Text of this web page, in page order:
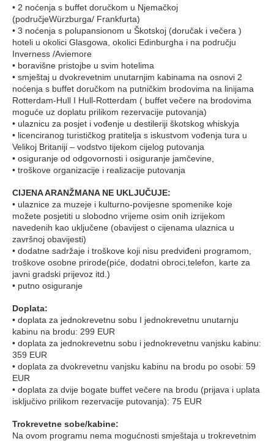
• 2 noćenja s buffet doručkom u Njemačkoj
(područjeWürzburga/ Frankfurta)
• 3 noćenja s polupansionom u Škotskoj (doručak i večera )
hoteli u okolici Glasgowa, okolici Edinburgha i na području
Inverness /Aviemore
• boravišne pristojbe u svim hotelima
• smještaj u dvokrevetnim unutarnjim kabinama na osnovi 2
noćenja s buffet doručkom na putničkim brodovima na linijama
Rotterdam-Hull I Hull-Rotterdam ( buffet večere na brodovima
moguće uz doplatu prilikom rezervacije putovanja)
• ulaznicu za posjet i vođenje u destileriji škotskog whiskyja
• licenciranog turističkog pratitelja s iskustvom vođenja tura u
Velikoj Britaniji – vodstvo tijekom cijelog putovanja
• osiguranje od odgovornosti i osiguranje jamčevine,
• troškove organizacije i realizacije putovanja
CIJENA ARANŽMANA NE UKLJUČUJE:
• ulaznice za muzeje i kulturno-povijesne spomenike koje
možete posjetiti u slobodno vrijeme osim onih izrijekom
navedenih kao uključene (obavijest o cijenama ulaznica u
završnoj obavijesti)
• dodatne sadržaje i troškove koji nisu predviđeni programom,
troškove osobne prirode(piće, dodatni obroci,telefon, karte za
javni gradski prijevoz itd.)
• putno osiguranje
Doplata:
• doplata za jednokrevetnu sobu I jednokrevetnu unutarnju
kabinu na brodu: 299 EUR
• doplata za jednokrevetnu sobu i jednokrevetnu vanjsku kabinu:
359 EUR
• doplata za dvokrevetnu vanjsku kabinu na brodu po osobi: 59
EUR
• doplata za dvije bogate buffet večere na brodu (prijava i uplata
isključivo prilikom rezervacije putovanja): 75 EUR
Trokrevetne sobe/kabine:
Na ovom programu nema mogućnosti smještaja u trokrevetnim